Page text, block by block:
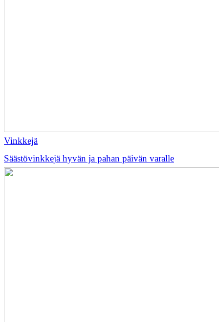
Vinkkejä
Säästövinkkejä hyvän ja pahan päivän varalle